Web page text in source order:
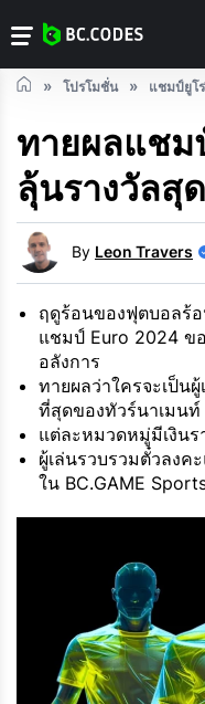
โปรโมชั่น แชมป์ยูโ
ทายผลแชม
ลุ้นรางวัลสุ
By Leon Travers
ฤดูร้อนของฟุตบอลร้
แชมป์ Euro 2024 ข
อลังการ
ทายผลว่าใครจะเป็น
ที่สุดของทัวร์นาเมนท์
แต่ละหมวดหมู่มีเงินร
ผู้เล่นรวบรวมตั๋วลงค
ใน BC.GAME